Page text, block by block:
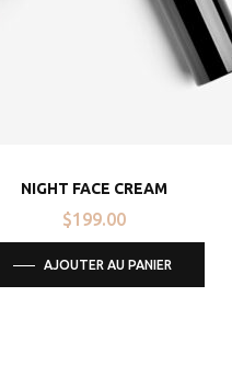
NIGHT FACE CREAM
$199.00
AJOUTER AU PANIER